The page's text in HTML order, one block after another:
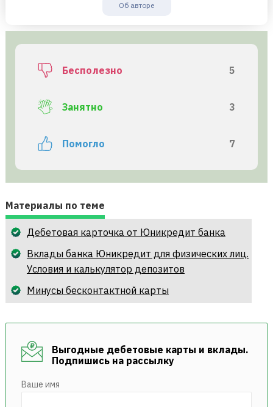
Об авторе
Бесполезно 5
Занятно 3
Помогло 7
Материалы по теме
Дебетовая карточка от Юникредит банка
Вклады банка Юникредит для физических лиц.
Условия и калькулятор депозитов
Минусы бесконтактной карты
Выгодные дебетовые карты и вклады.
Подпишись на рассылку
Ваше имя